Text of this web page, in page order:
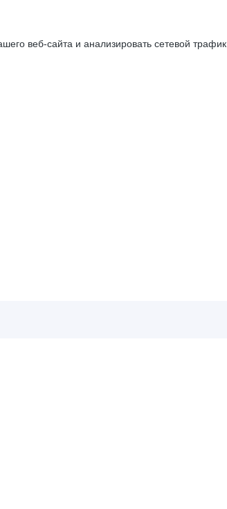
веб-сайта и анализировать сетевой трафик.